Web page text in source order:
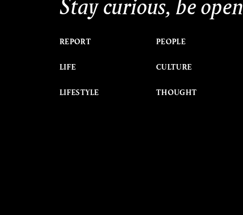
REPORT
LIFE
LIFESTYLE
PEOPLE
CULTURE
THOUGHT